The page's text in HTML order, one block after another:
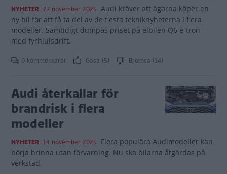
NYHETER 27 november 2025 Audi kräver att ägarna köper en
ny bil för att få ta del av de flesta tekniknyheterna i flera
modeller. Samtidigt dumpas priset på elbilen Q6 e-tron
med fyrhjulsdrift.
0 kommentarer Gasa (5) Bromsa (14)
Audi återkallar för
brandrisk i flera
modeller
NYHETER 14 november 2025 Flera populära Audimodeller kan
börja brinna utan förvarning. Nu ska bilarna åtgärdas på
verkstad.